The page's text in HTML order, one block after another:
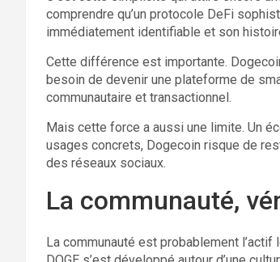
comprendre qu’un protocole DeFi
immédiatement identifiable et son
Cette différence est importante.
besoin de devenir une plateforme de
communautaire et transactionnel.
Mais cette force a aussi une limite. Un
usages concrets, Dogecoin risque de
des réseaux sociaux.
La communauté,
La communauté est probablement l’actif